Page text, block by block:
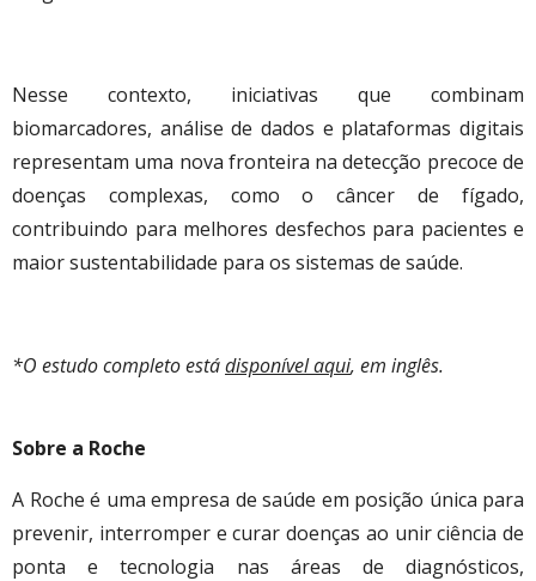
Nesse contexto, iniciativas que combinam
biomarcadores, análise de dados e plataformas digitais
representam uma nova fronteira na detecção precoce de
doenças complexas, como o câncer de fígado,
contribuindo para melhores desfechos para pacientes e
maior sustentabilidade para os sistemas de saúde.
*O estudo completo estádisponível aqui, em inglês.
Sobre a Roche
A Roche é uma empresa de saúde em posição única para
prevenir, interromper e curar doenças ao unir ciência de
ponta e tecnologia nas áreas de diagnósticos,